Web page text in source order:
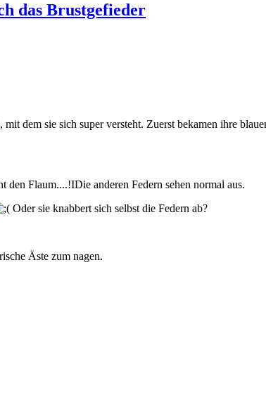
das Brustgefieder
dem sie sich super versteht. Zuerst bekamen ihre
Flaum....!IDie anderen Federn sehen normal aus.
Oder sie knabbert sich selbst die Federn ab?
Äste zum nagen.